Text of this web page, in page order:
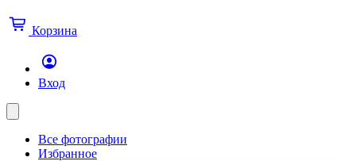
Корзина
Вход
Все фотографии
Избранное